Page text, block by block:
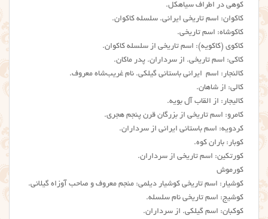
کوهی در اطراف سیاهکل.
کاکوان: اسم تاریخی ایرانی. سلسله کاکوان.
کاکوشاه: اسم تاریخی.
کاکوی (کاکویه): اسم تاریخی از سلسله کاکوان.
کاکی: اسم تاریخی. از سرداران. پدر ماکان.
کالنجار: اسم ایرانی باستانی گیلکی. نام غریب‌شاه معروف.
کالی: از شاهان.
کالیجار: از القاب آل بویه.
کامرو: اسم تاریخی از بزرگان قرن پنجم هجری.
کردویه: اسم باستانی ایرانی از سرداران.
کوبار: باران کوه.
کورتکین: اسم تاریخی از سرداران.
کورموش
کوشیار: اسم تاریخی کوشیار دیلمی: منجم معروف و صاحب آوزاه گیلانی.
کوشیج: اسم تاریخی نام سلسله.
کوکبان: اسم گیلکی. از سرداران.